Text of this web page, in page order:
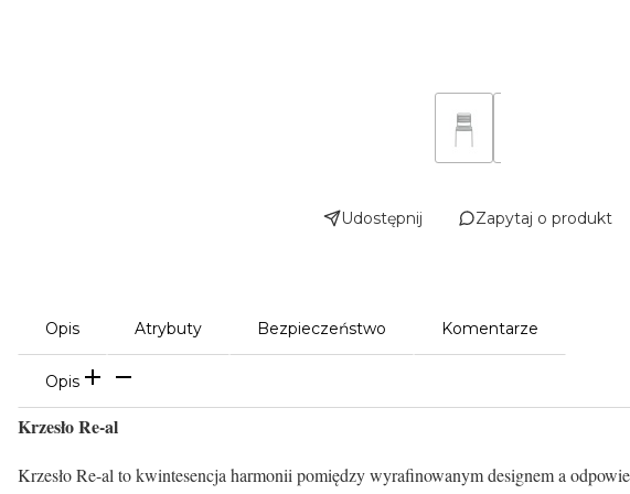
Udostępnij Zapytaj o produkt
Opis Atrybuty Bezpieczeństwo Komentarze
Opis
Krzesło Re-al
Krzesło Re-al to kwintesencja harmonii pomiędzy wyrafinowanym designem a